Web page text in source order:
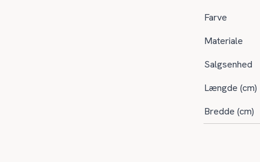
Farve
Materiale
Salgsenhed
Længde (cm)
Bredde (cm)